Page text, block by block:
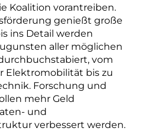
Koalition vorantreiben.
genießt große
ins Detail werden
aller möglichen
vom
Elektromobilität bis zu
Forschung und
mehr Geld
und
verbessert werden.